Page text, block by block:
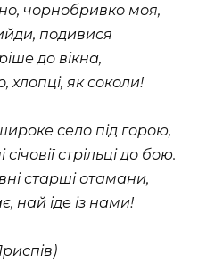
чорнобривко моя,
подивися
до вікна,
хлопці, як соколи!
село під горою,
стрільці до бою.
старші отамани,
най іде із нами!